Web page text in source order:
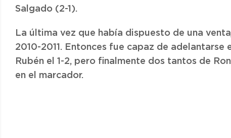
Salgado (2-1).
La última vez que había dispuesto de una
2010-2011. Entonces fue capaz de adelantarse
Rubén el 1-2, pero finalmente dos tantos de
en el marcador.